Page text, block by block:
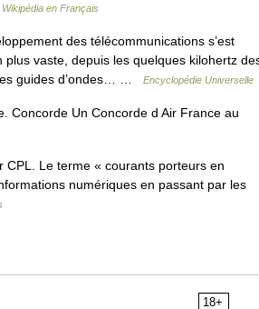
Wikipédia en Français
des télécommunications s’est
plus vaste, depuis les quelques kilohertz
guides d’ondes… …
Encyclopédie Universelle
Concorde Un Concorde d Air France au
Le terme « courants porteurs en
numériques en passant par les
18+